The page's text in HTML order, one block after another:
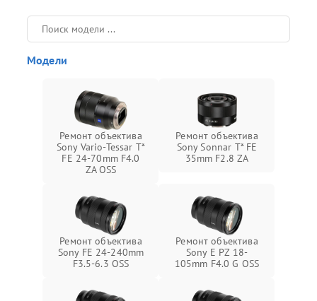
Модели
Ремонт объектива
Sony Vario-Tessar T*
FE 24-70mm F4.0
ZA OSS
Ремонт объектива
Sony Sonnar T* FE
35mm F2.8 ZA
Ремонт объектива
Sony FE 24-240mm
F3.5-6.3 OSS
Ремонт объектива
Sony E PZ 18-
105mm F4.0 G OSS